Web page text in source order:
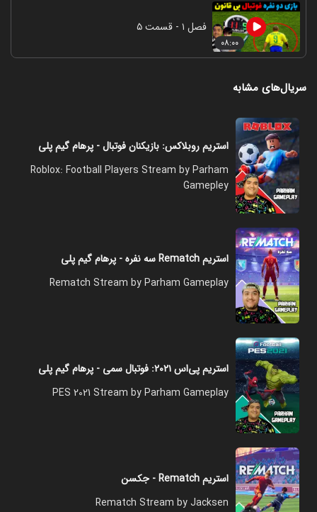
۰۸:۰۰
فصل ۱ - قسمت ۵
سریال‌های مشابه
استریم روبلاکس: بازیکنان فوتبال - پرهام گیم پلی
Roblox: Football Players Stream by Parham
Gamepley
استریم Rematch سه نفره - پرهام گیم پلی
Rematch Stream by Parham Gameplay
استریم پی‌اس ۲۰۲۱: فوتبال سمی - پرهام گیم پلی
PES 2021 Stream by Parham Gameplay
استریم Rematch - جکسن
Rematch Stream by Jacksen